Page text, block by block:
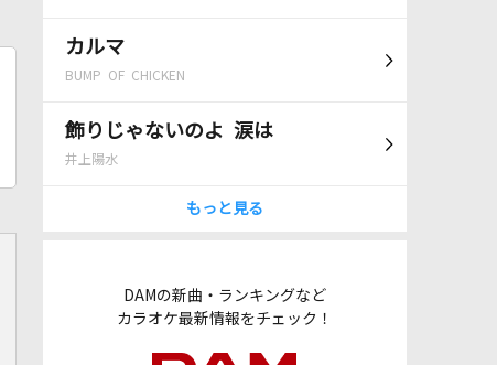
カルマ
BUMP OF CHICKEN
飾りじゃないのよ 涙は
井上陽水
もっと見る
DAMの新曲・ランキングなど
カラオケ最新情報をチェック！